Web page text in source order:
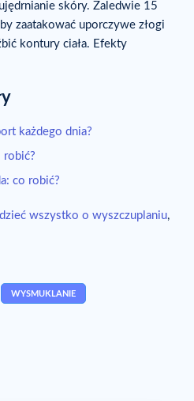
skóry. Zaledwie 15
zaatakować uporczywe złogi
kontury ciała. Efekty
każdego dnia?
robić?
co robić?
wszystko o wyszczuplaniu,
WYSMUKLANIE